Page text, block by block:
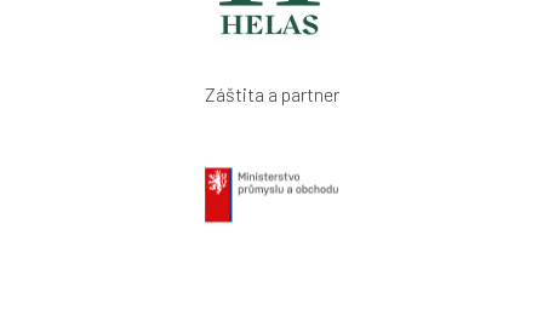
Záštita a partner